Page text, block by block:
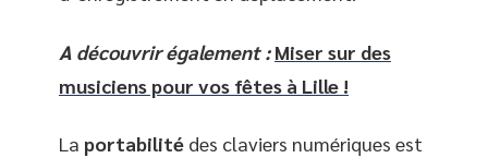
A découvrir également : Miser sur des
musiciens pour vos fêtes à Lille !
La portabilité des claviers numériques est